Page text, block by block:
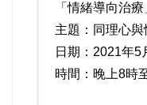
「情緒導向治
主題：同理心
日期：2021年5
時間：晚上8時